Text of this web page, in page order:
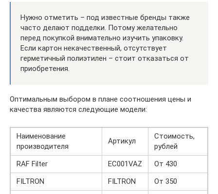
Нужно отметить – под известные бренды также
часто делают подделки. Потому желательно
перед покупкой внимательно изучить упаковку.
Если картон некачественный, отсутствует
герметичный полиэтилен – стоит отказаться от
приобретения.
Оптимальным выбором в плане соотношения цены и
качества являются следующие модели:
Наименование
производителя
Артикул
Стоимость,
рублей
RAF Filter
EC001VAZ
От 430
FILTRON
FILTRON От 350